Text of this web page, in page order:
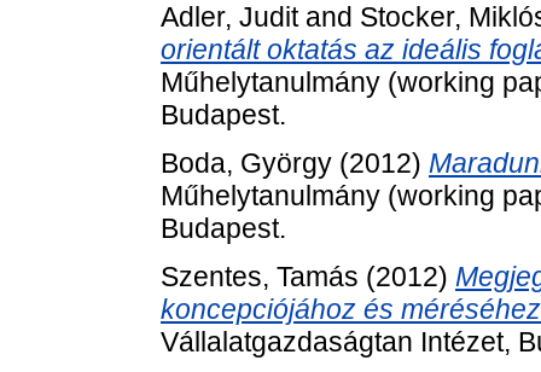
Adler, Juditand Stocker,
orientált oktatás az ideális
Műhelytanulmány (working
Budapest.
Boda, György (2012)
Műhelytanulmány (working
Budapest.
Szentes, Tamás (2012)
koncepciójához és
Vállalatgazdaságtan Intézet,